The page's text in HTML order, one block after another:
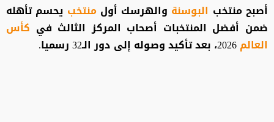
أصبح منتخب البوسنة والهرسك أول منتخب يحسم تأهله
ضمن أفضل المنتخبات أصحاب المركز الثالث في كأس
العالم2026، بعد تأكيد وصوله إلى دور الـ32 رسميا.